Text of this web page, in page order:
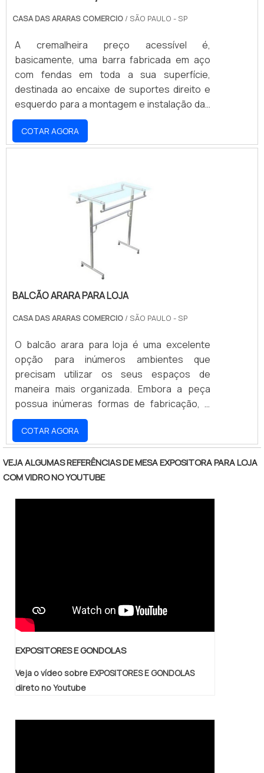
entre diversos outros produtos..
CASA DAS ARARAS COMERCIO / SÃO PAULO - SP
A cremalheira preço acessível é,
basicamente, uma barra fabricada em aço
com fendas em toda a sua superfície,
destinada ao encaixe de suportes direito e
esquerdo para a montagem e instalação das
prateleiras. Com uma estrutura de alta
resistência, devido à sua composição em
aço carbono, a peça é finalizada com
abrasão.Com a ajuda de buchas, parafusos,
suportes e prateleiras de madeira, a
instalação da cremalheira é re.
COTAR AGORA
BALCÃO ARARA PARA LOJA
CASA DAS ARARAS COMERCIO / SÃO PAULO - SP
O balcão arara para loja é uma excelente
opção para inúmeros ambientes que
precisam utilizar os seus espaços de
maneira mais organizada. Embora a peça
possua inúmeras formas de fabricação, o
modelo em aço carbono é o mais funcional
em diferentes aspectos. ALTA RESISTÊNCIA
CONTRA IMPACTOSQuando produzido em
aço, esse tipo de balcão oferece uma
resistência elevada contra impactos, tendo
COTAR AGORA
VEJA ALGUMAS REFERÊNCIAS DE MESA EXPOSITORA PARA LOJA
COM VIDRO NO YOUTUBE
EXPOSITORES E GONDOLAS
Veja o vídeo sobre EXPOSITORES E GONDOLAS
direto no Youtube